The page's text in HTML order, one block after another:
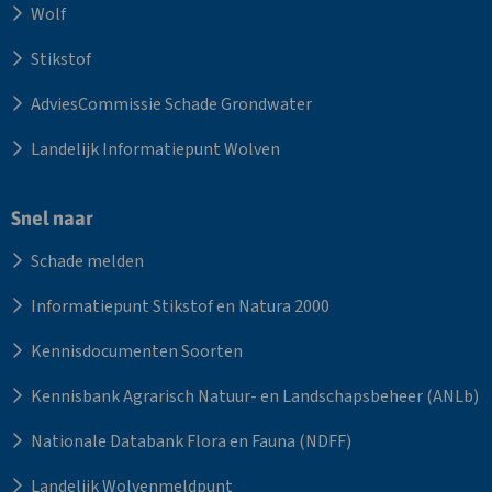
Wolf
Stikstof
AdviesCommissie Schade Grondwater
Landelijk Informatiepunt Wolven
Snel naar
Schade melden
Informatiepunt Stikstof en Natura 2000
Kennisdocumenten Soorten
Kennisbank Agrarisch Natuur- en Landschapsbeheer (ANLb)
Nationale Databank Flora en Fauna (NDFF)
Landelijk Wolvenmeldpunt